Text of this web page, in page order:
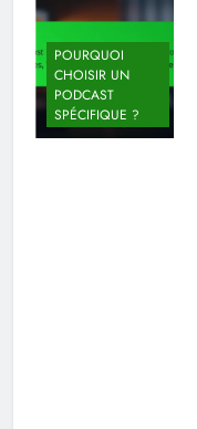
POURQUOI
CHOISIR UN
PODCAST
SPÉCIFIQUE ?